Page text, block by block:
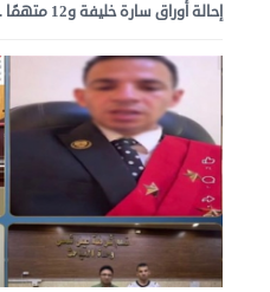
إحالة أوراق سارة خليفة و12 متهمًا ...